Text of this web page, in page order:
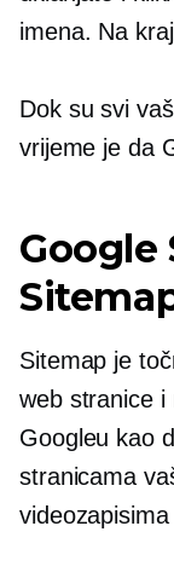
imena. Na
Dok su svi
vrijeme je da
Google
Sitemap je
web stranice i
Googleu kao
stranicama